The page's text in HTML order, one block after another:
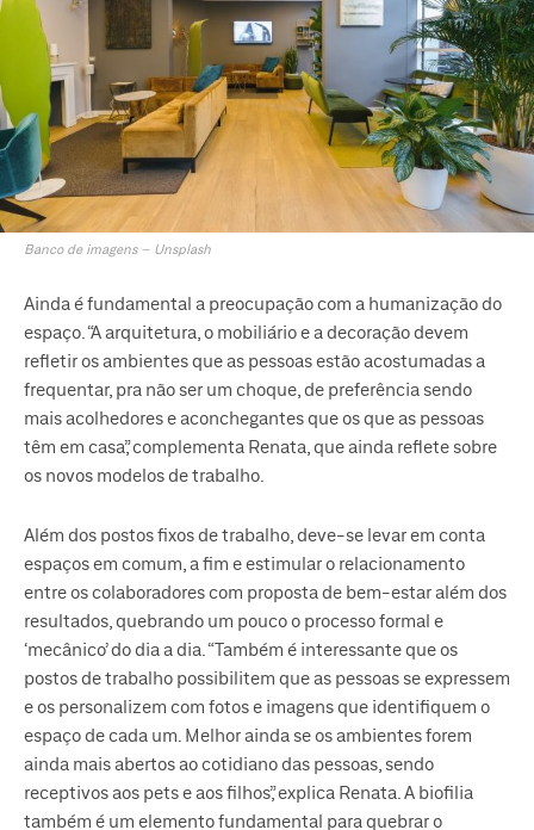
Banco de imagens – Unsplash
Ainda é fundamental a preocupação com a humanização do
espaço. “A arquitetura, o mobiliário e a decoração devem
refletir os ambientes que as pessoas estão acostumadas a
frequentar, pra não ser um choque, de preferência sendo
mais acolhedores e aconchegantes que os que as pessoas
têm em casa”, complementa Renata, que ainda reflete sobre
os novos modelos de trabalho.
Além dos postos fixos de trabalho, deve-se levar em conta
espaços em comum, a fim e estimular o relacionamento
entre os colaboradores com proposta de bem-estar além dos
resultados, quebrando um pouco o processo formal e
‘mecânico’ do dia a dia. “Também é interessante que os
postos de trabalho possibilitem que as pessoas se expressem
e os personalizem com fotos e imagens que identifiquem o
espaço de cada um. Melhor ainda se os ambientes forem
ainda mais abertos ao cotidiano das pessoas, sendo
receptivos aos pets e aos filhos”, explica Renata. A biofilia
também é um elemento fundamental para quebrar o